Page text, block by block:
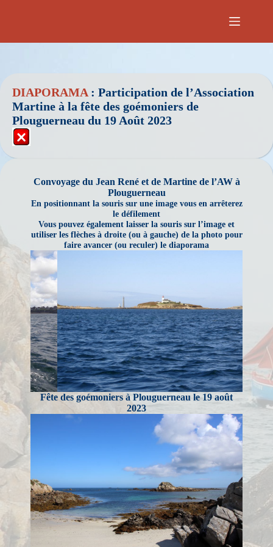
DIAPORAMA : Participation de l’Association
Martine à la fête des goémoniers de
Plouguerneau du 19 Août 2023
Convoyage du Jean René et de Martine de l’AW à
Plouguerneau
En positionnant la souris sur une image vous en arrêterez
le défilement
Vous pouvez également laisser la souris sur l’image et
utiliser les flèches à droite (ou à gauche) de la photo pour
faire avancer (ou reculer) le diaporama
Fête des goémoniers à Plouguerneau le 19 août
2023